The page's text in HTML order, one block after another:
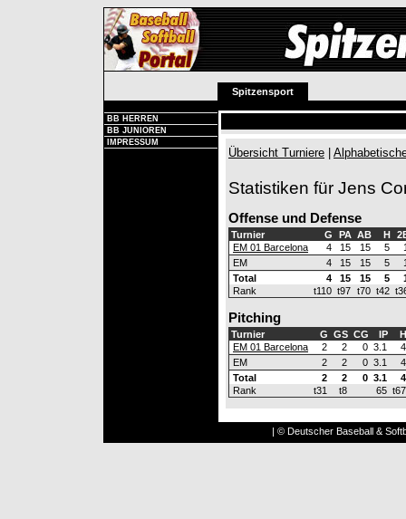
Spitzensport
BB HERREN
BB JUNIOREN
IMPRESSUM
Übersicht Turniere
Statistiken für Jens
Offense und Defense
Turnier G PA AB H
EM 01 Barcelona
4 15 15 5
EM
4 15 15 5
Total
4 15 15 5
Rank
t110 t97 t70 t42
Pitching
Turnier G GS CG IP
H
EM 01 Barcelona
2 2 0 3.1
4
EM
2 2 0 3.1
4
Total
2 2 0 3.1
4
Rank
t31 t8 65 t67
| © Deutscher Baseball &